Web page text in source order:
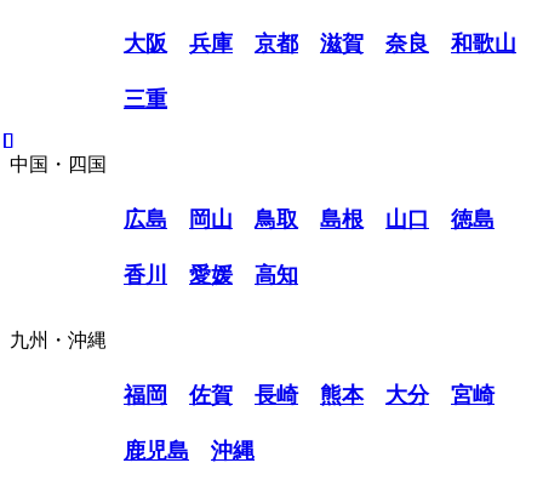
大阪 兵庫 京都 滋賀 奈良 和歌山
三重
中国・四国
広島 岡山 鳥取 島根 山口 徳島
香川 愛媛 高知
九州・沖縄
福岡 佐賀 長崎 熊本 大分 宮崎
鹿児島 沖縄